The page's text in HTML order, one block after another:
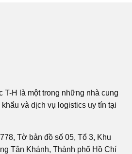
T-H là một trong những nhà cung
và dịch vụ logistics uy tín tại
Tờ bản đồ số 05, Tổ 3, Khu
Tân Khánh, Thành phố Hồ Chí